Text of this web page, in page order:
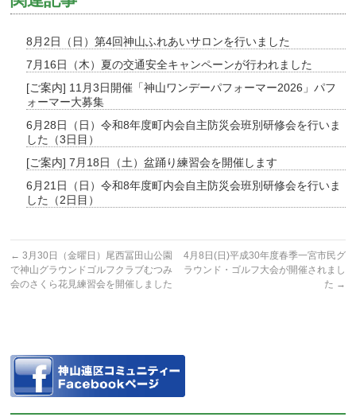
8月2日（日）第4回神山ふれあいサロンを行いました
7月16日（木）夏の交通安全キャンペーンが行われました
[ご案内] 11月3日開催「神山ワンデーパフォーマー2026」パフ
ォーマー大募集
6月28日（日）令和8年度町内会自主防災会班別研修会を行いま
した（3日目）
[ご案内] 7月18日（土）盆踊り練習会を開催します
6月21日（日）令和8年度町内会自主防災会班別研修会を行いま
した（2日目）
← 3月30日（金曜日）尾西冨田山公園
で神山グラウンドゴルフクラブむつみ
会のさくら花見練習会を開催しました
4月8日(日)平成30年度春季一宮市民グ
ラウンド・ゴルフ大会が開催されまし
た →